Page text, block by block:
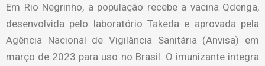
Em Rio Negrinho, a população recebe a vacina Qdenga,
desenvolvida pelo laboratório Takeda e aprovada pela
Agência Nacional de Vigilância Sanitária (Anvisa) em
março de 2023 para uso no Brasil. O imunizante integra